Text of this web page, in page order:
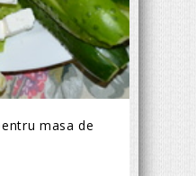
masa de